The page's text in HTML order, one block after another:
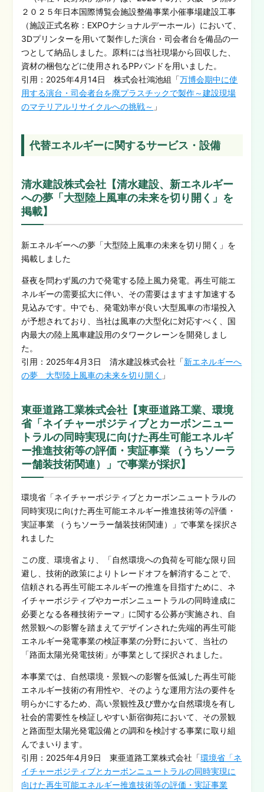
２０２５年日本国際博覧会施設整備事業小催事場建設工事
（施設正式名称：EXPOナショナルデーホール）において、
3Dプリンターを用いて製作した演台・司会者台を備品の一
つとして納品しました。原料には当社現場から回収した、
資材の梱包などに使用されるPPバンドを用いました。
引用：2025年4月14日 株式会社鴻池組「万博会期中に使
用する演台・司会者台を廃プラスチックで製作～建設現場
のマテリアルリサイクルへの挑戦～ 」
代替エネルギーに関するサービス・設備
清水建設株式会社【清水建設、新エネルギー
への夢「大型陸上風車の未来を切り開く」を
掲載】
新エネルギーへの夢「大型陸上風車の未来を切り開く」を
掲載しました
昼夜を問わず風の力で発電する陸上風力発電。再生可能エ
ネルギーの需要拡大に伴い、その需要はますます加速する
見込みです。中でも、発電効率が良い大型風車の市場投入
が予想されており、当社は風車の大型化に対応すべく、国
内最大の陸上風車建設用のタワークレーンを開発しまし
た。
引用：2025年4月3日 清水建設株式会社「新エネルギーへ
の夢 大型陸上風車の未来を切り開く 」
東亜道路工業株式会社【東亜道路工業、環境
省「ネイチャーポジティブとカーボンニュー
トラルの同時実現に向けた再生可能エネルギ
ー推進技術等の評価・実証事業 （うちソーラ
ー舗装技術関連）」で事業が採択】
環境省「ネイチャーポジティブとカーボンニュートラルの
同時実現に向けた再生可能エネルギー推進技術等の評価・
実証事業 （うちソーラー舗装技術関連）」で事業を採択さ
れました
この度、環境省より、「自然環境への負荷を可能な限り回
避し、技術的政策によりトレードオフを解消することで、
信頼される再生可能エネルギーの推進を目指すために、ネ
イチャーポジティブやカーボンニュートラルの同時達成に
必要となる各種技術テーマ」に関する公募が実施され、自
然景観への影響を踏まえてデザインされた先端的再生可能
エネルギー発電事業の検証事業の分野において、当社の
「路面太陽光発電技術」が事業として採択されました。
本事業では、自然環境・景観への影響を低減した再生可能
エネルギー技術の有用性や、そのような運用方法の要件を
明らかにするため、高い景観性及び豊かな自然環境を有し
社会的需要性を検証しやすい新宿御苑において、その景観
と路面型太陽光発電設備との調和を検討する事業に取り組
んでまいります。
引用：2025年4月9日 東亜道路工業株式会社「環境省「ネ
イチャーポジティブとカーボンニュートラルの同時実現に
向けた再生可能エネルギー推進技術等の評価・実証事業